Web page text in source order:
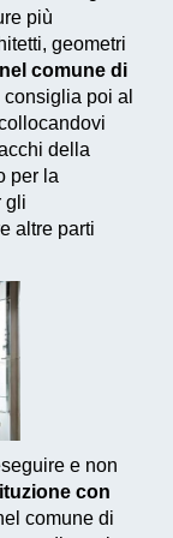
più
geometri
comune di
poi al
della
per la
gli
altre parti
e non
con
comune di